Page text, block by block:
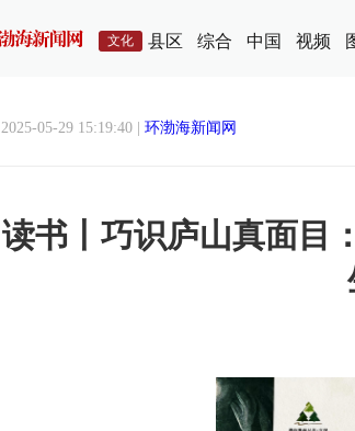
文化 县区 综合 中国 视频
2025-05-29 15:19:40 | 环渤海新闻网
读书丨巧识庐山真面目